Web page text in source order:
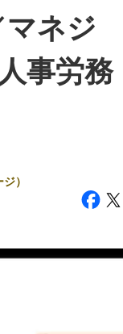
ネジ
事労務
）